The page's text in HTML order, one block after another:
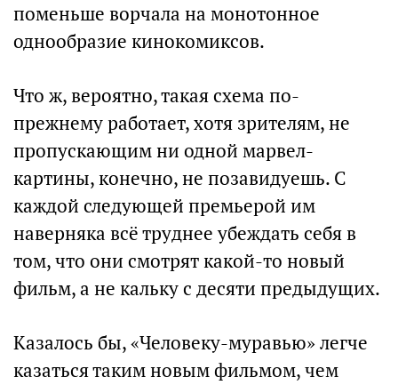
поменьше ворчала на монотонное
однообразие кинокомиксов.
Что ж, вероятно, такая схема по-
прежнему работает, хотя зрителям, не
пропускающим ни одной марвел-
картины, конечно, не позавидуешь. С
каждой следующей премьерой им
наверняка всё труднее убеждать себя в
том, что они смотрят какой-то новый
фильм, а не кальку с десяти предыдущих.
Казалось бы, «Человеку-муравью» легче
казаться таким новым фильмом, чем